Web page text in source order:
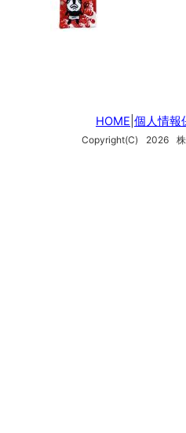
HOME 個人情報
Copyright(C) 2026